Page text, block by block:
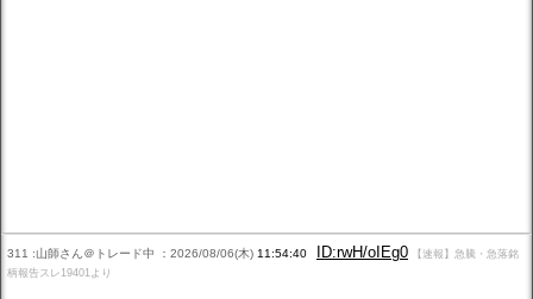
311 :山師さん＠トレード中 ：2026/08/06(木) 11:54:40 ID:rwH/oIEg0
【速報】急騰・急落銘
柄報告スレ19401より